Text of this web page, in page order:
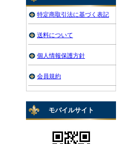
特定商取引法に基づく表記
送料について
個人情報保護方針
会員規約
モバイルサイト